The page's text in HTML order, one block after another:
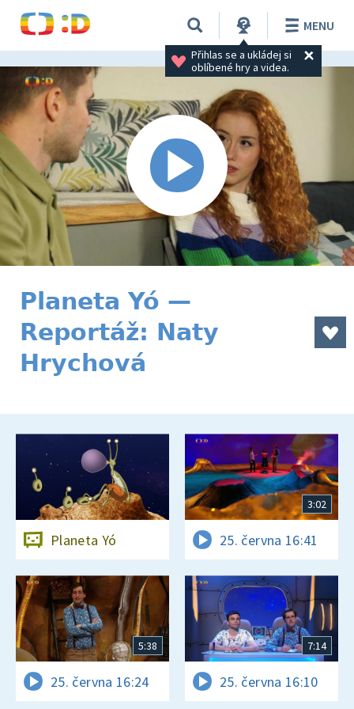
Přihlas se a ukládej si
oblíbené hry a videa.
MENU
Planeta Yó —
Reportáž: Naty
Hrychová
Planeta Yó
3:02
25. června 16:41
5:38
25. června 16:24
7:14
25. června 16:10